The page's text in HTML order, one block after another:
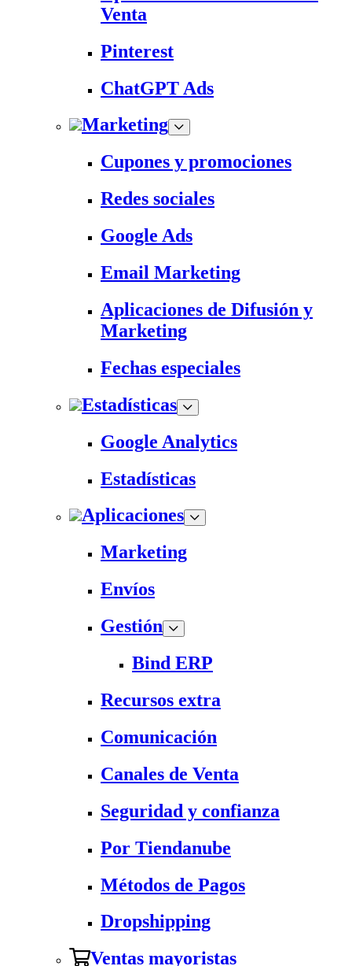
Venta
Pinterest
ChatGPT Ads
Marketing
Cupones y promociones
Redes sociales
Google Ads
Email Marketing
Aplicaciones de Difusión y
Marketing
Fechas especiales
Estadísticas
Google Analytics
Estadísticas
Aplicaciones
Marketing
Envíos
Gestión
Bind ERP
Recursos extra
Comunicación
Canales de Venta
Seguridad y confianza
Por Tiendanube
Métodos de Pagos
Dropshipping
Ventas mayoristas